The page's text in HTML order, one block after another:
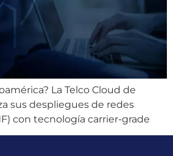
La Telco Cloud de
sus despliegues de redes
con tecnología carrier-grade